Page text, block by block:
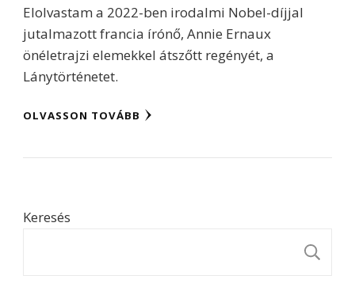
Elolvastam a 2022-ben irodalmi Nobel-díjjal
jutalmazott francia írónő, Annie Ernaux
önéletrajzi elemekkel átszőtt regényét, a
Lánytörténetet.
OLVASSON TOVÁBB
Keresés